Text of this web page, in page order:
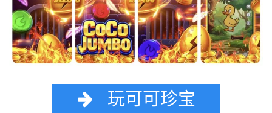
玩可可珍宝